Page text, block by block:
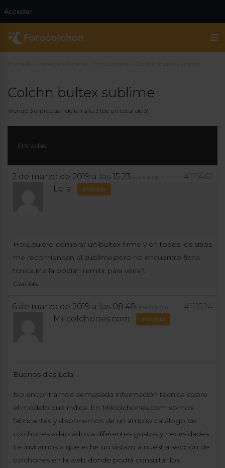
Colchn bultex sublime
Viendo 3 entradas - de la 1 a la 3 (de un total de 3)
Entradas
2 de marzo de 2019 a las 15:23 #111462
RESPONDER
Lola Invitado
Hola,quiero comprar un bultex firme y en todos los sitios
me recomiendan el sublime,pero no encuentro ficha
tcnica.Me la podían remitir para verla?.
Gracias
6 de marzo de 2019 a las 08:48 #111524
RESPONDER
Milcolchones.com Invitado
Buenos días Lola,
No encontramos demasiada información técnica sobre
el modelo que indica. En Milcolchones.com somos
fabricantes y disponemos de un amplio catálogo de
colchones adaptados a diferentes gustos y necesidades.
Le invitamos a que eche un vistazo a nuestra sección de
colchones en la web donde podrá consultar los
Acceder